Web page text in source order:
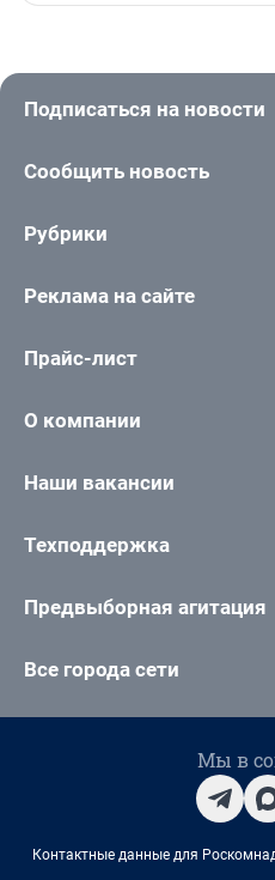
Подписаться на новости
Сообщить новость
Рубрики
Реклама на сайте
Прайс-лист
О компании
Наши вакансии
Техподдержка
Предвыборная агитация
Все города сети
Мы в
Контактные данные для